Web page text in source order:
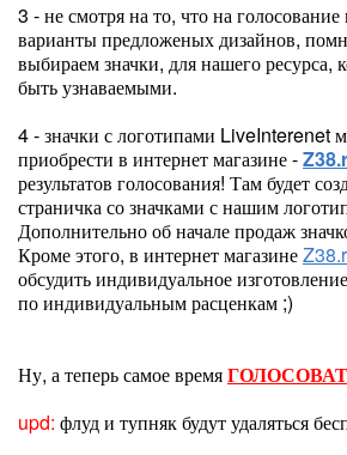
3 - не смотря на то, что на
варианты предложеных дизайнов,
выбираем значки, для нашего ресурса,
быть узнаваемыми.
4 - значки с логотипами LiveInterenet
приобрести в интернет магазине -
результатов голосования! Там будет
страничка со значками с нашим
Дополнительно об начале продаж
Кроме этого, в интернет магазине
обсудить индивидуальное
по индивидуальным расценкам ;)
Ну, а теперь самое время
upd: флуд и тупняк будут удаляться